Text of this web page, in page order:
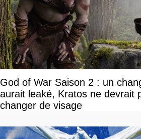
God of War Saison 2 : un
aurait leaké, Kratos ne devrait
changer de visage